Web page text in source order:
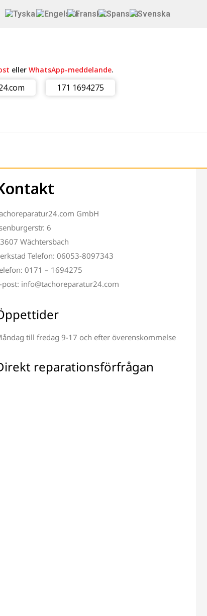
ellerWhatsApp-meddelande.
171 1694275
GmbH
6
Wächtersbach
Telefon: 06053-8097343
0171 – 1694275
post: info@tachoreparatur24.com
till fredag 9-17 och efter överenskommelse
reparationsförfrågan